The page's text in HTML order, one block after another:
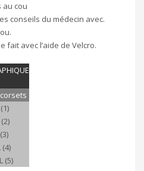
au cou
conseils du médecin avec.
fait avec l’aide de Velcro.
(4)
(5)